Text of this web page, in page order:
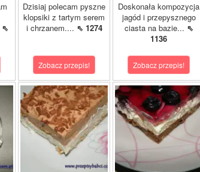
⇖
Dzisiaj polecam pyszne
klopsiki z tartym serem
i chrzanem.... ⇖ 1274
Zobacz przepis!
Doskonała kompozycja
jagód i przepysznego
ciasta na bazie... ⇖
1136
Zobacz przepis!